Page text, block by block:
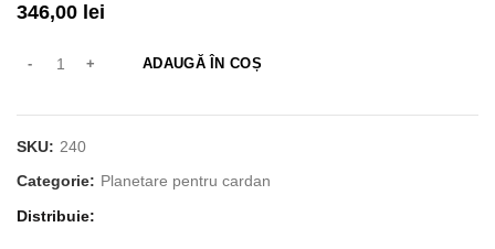
346,00 lei
ADAUGĂ ÎN COȘ
SKU: 240
Categorie: Planetare pentru cardan
Distribuie